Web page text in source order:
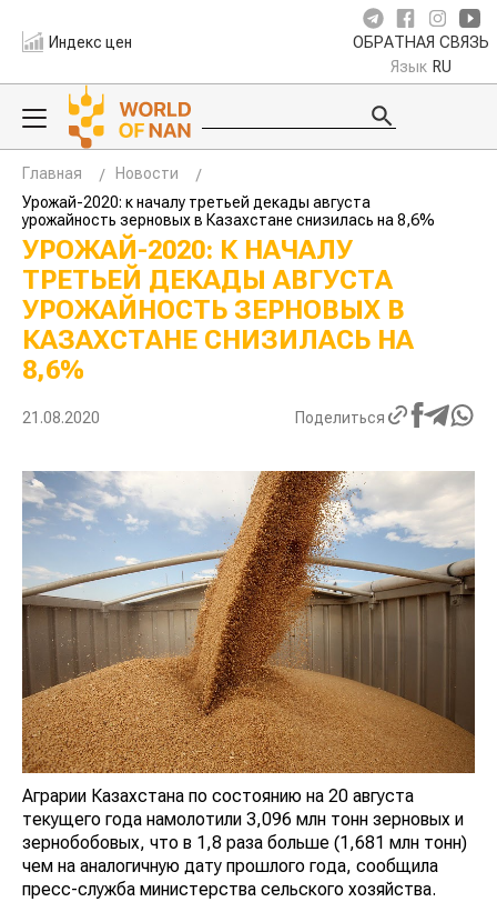
Индекс цен ОБРАТНАЯ СВЯЗЬ
Язык RU
Главная
Новости
Урожай-2020: к началу третьей декады августа
урожайность зерновых в Казахстане снизилась на 8,6%
УРОЖАЙ-2020: К НАЧАЛУ
ТРЕТЬЕЙ ДЕКАДЫ АВГУСТА
УРОЖАЙНОСТЬ ЗЕРНОВЫХ В
КАЗАХСТАНЕ СНИЗИЛАСЬ НА
8,6%
21.08.2020 Поделиться
Аграрии Казахстана по состоянию на 20 августа
текущего года намолотили 3,096 млн тонн зерновых и
зернобобовых, что в 1,8 раза больше (1,681 млн тонн)
чем на аналогичную дату прошлого года, сообщила
пресс-служба министерства сельского хозяйства.